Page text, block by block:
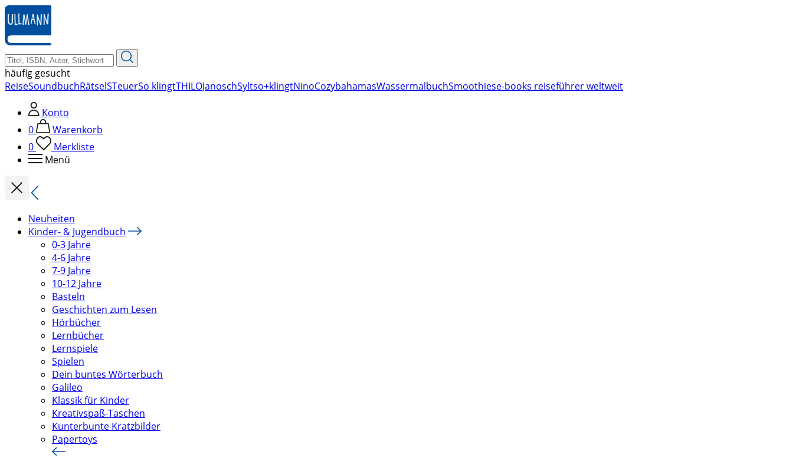
zum
Hauptinhalt
springen
häufig gesucht
ReiseSoundbuchRätselSTeuerSo klingtTHILOJanoschSyltso+klingtNinoCozybahamasWassermalbuchSmoothiese-books reiseführer weltweit
Konto
0
Warenkorb
0
Merkliste
Menü
Neuheiten
Kinder- & Jugendbuch
0-3 Jahre
4-6 Jahre
7-9 Jahre
10-12 Jahre
Basteln
Geschichten zum Lesen
Hörbücher
Lernbücher
Lernspiele
Spielen
Dein buntes Wörterbuch
Galileo
Klassik für Kinder
Kreativspaß-Taschen
Kunterbunte Kratzbilder
Papertoys